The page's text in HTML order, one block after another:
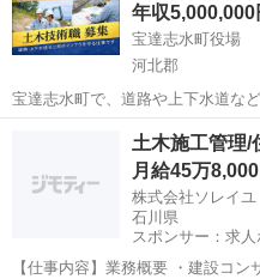
年収5,000,000
宝達志水町役場
河北郡
宝達志水町で、道路や上下水道な
術職（正職員） の募集です。 民
験を、無理なく活かせるお仕事で
ん。 町が工事を出す側（...
その他 働
土木施工管理/
月給45万
株式会社ソレイユ
石川県
スポンサー：求人
【仕事内容】業務概要 ・建設コ